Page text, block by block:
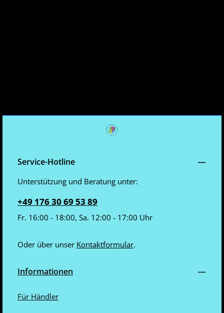
Service-Hotline
Unterstützung und Beratung unter:
+49 176 30 69 53 89
Fr. 16:00 - 18:00, Sa. 12:00 - 17:00 Uhr
Oder über unser Kontaktformular.
Informationen
Für Händler